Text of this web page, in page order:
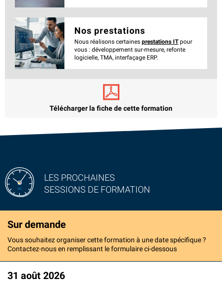
Nos prestations
Nous réalisons certaines prestations ITpour
vous : développement sur-mesure, refonte
logicielle, TMA, interfaçage ERP.
Télécharger la fiche de cette formation
LES PROCHAINES
SESSIONS DE FORMATION
Sur demande
Vous souhaitez organiser cette formation à une date spécifique ?
Contactez-nous en remplissant le formulaire ci-dessous
31 août 2026